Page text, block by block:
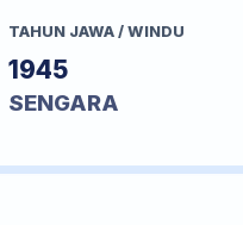
TAHUN JAWA / WINDU
1945
SENGARA